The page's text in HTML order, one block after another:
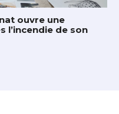
ouvre une
de son